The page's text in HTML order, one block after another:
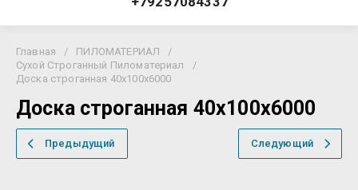
Главная / ПИЛОМАТЕРИАЛ
/
Сухой Строганный Пиломатериал
/
Доска строганная 40х100х6000
Доска строганная 40х100х6000
Предыдущий Следующий